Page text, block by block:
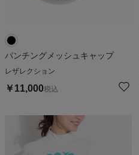
パンチングメッシュキャップ
レザレクション
￥ 11,000税込